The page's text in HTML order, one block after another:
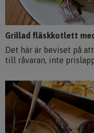
Grillad fläskkotlett
Det här är beviset på
till råvaran, inte